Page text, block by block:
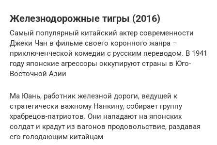
Железнодорожные тигры (2016)
Самый популярный китайский актер современности
Джеки Чан в фильме своего коронного жанра –
приключенческой комедии с русским переводом. В 1941
году японские агрессоры оккупируют страны в Юго-
Восточной Азии
Ма Юань, работник железной дороги, ведущей к
стратегически важному Нанкину, собирает группу
храбрецов-патриотов. Они нападают на японских
солдат и крадут из вагонов продовольствие, раздавая
его голодающим китайцам